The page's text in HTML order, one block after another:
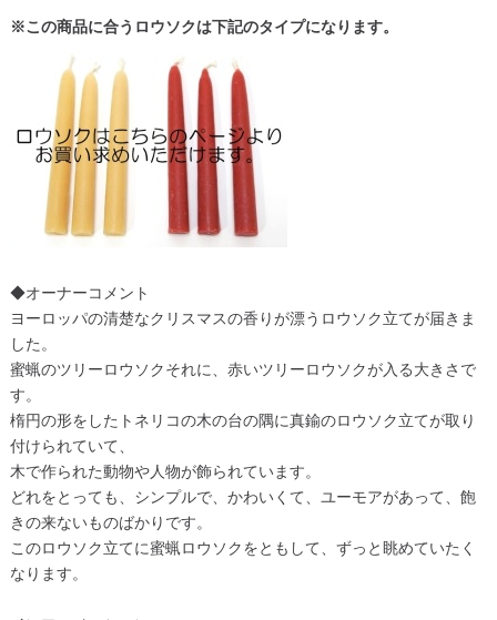
※この商品に合うロウソクは下記のタイプになります。
◆オーナーコメント
ヨーロッパの清楚なクリスマスの香りが漂うロウソク立てが届きま
した。
蜜蝋のツリーロウソクそれに、赤いツリーロウソクが入る大きさで
す。
楕円の形をしたトネリコの木の台の隅に真鍮のロウソク立てが取り
付けられていて、
木で作られた動物や人物が飾られています。
どれをとっても、シンプルで、かわいくて、ユーモアがあって、飽
きの来ないものばかりです。
このロウソク立てに蜜蝋ロウソクをともして、ずっと眺めていたく
なります。